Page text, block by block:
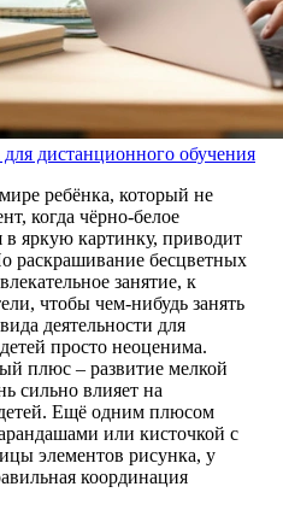
дистанционного обучения
ребёнка, который не
когда чёрно-белое
в яркую картинку, приводит
раскрашивание бесцветных
занятие, к
чтобы чем-нибудь занять
деятельности для
просто неоценима.
плюс – развитие мелкой
сильно влияет на
Ещё одним плюсом
или кисточкой с
элементов рисунка, у
координация